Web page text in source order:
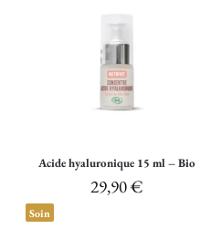
Acide hyaluronique 15 ml – Bio
29,90€
Soin